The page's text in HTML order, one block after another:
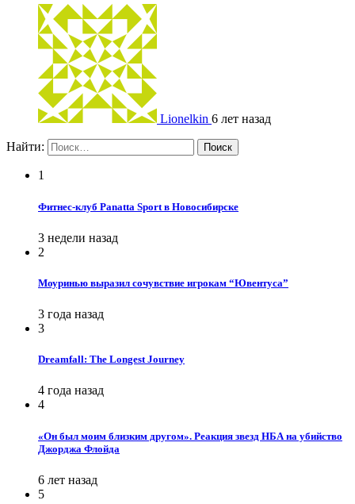
Lionelkin 6 лет назад
Найти:
1
Фитнес-клуб Panatta Sport в Новосибирске
3 недели назад
2
Моуринью выразил сочувствие игрокам “Ювентуса”
3 года назад
3
Dreamfall: The Longest Journey
4 года назад
4
«Он был моим близким другом». Реакция звезд НБА на убийство
Джорджа Флойда
6 лет назад
5